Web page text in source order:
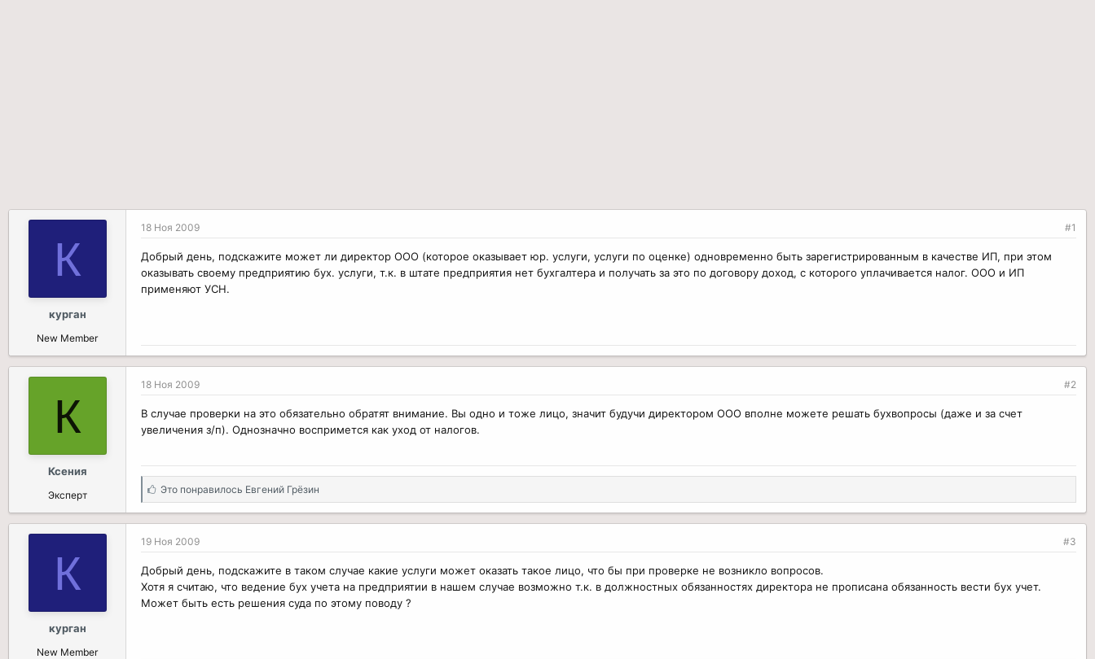
К
курган
New Member
18 Ноя 2009 #1
Добрый день, подскажите может ли директор ООО (которое оказывает юр. услуги, услуги по оценке) одновременно быть зарегистрированным в качестве ИП, при этом
оказывать своему предприятию бух. услуги, т.к. в штате предприятия нет бухгалтера и получать за это по договору доход, с которого уплачивается налог. ООО и ИП
применяют УСН.
К
Ксения
Эксперт
18 Ноя 2009 #2
В случае проверки на это обязательно обратят внимание. Вы одно и тоже лицо, значит будучи директором ООО вполне можете решать бухвопросы (даже и за счет
увеличения з/п). Однозначно воспримется как уход от налогов.
С
и
п
т
Это понравилось Евгений Грёзин
К
курган
New Member
19 Ноя 2009 #3
Добрый день, подскажите в таком случае какие услуги может оказать такое лицо, что бы при проверке не возникло вопросов.
Хотя я считаю, что ведение бух учета на предприятии в нашем случае возможно т.к. в должностных обязанностях директора не прописана обязанность вести бух учет.
Может быть есть решения суда по этому поводу ?